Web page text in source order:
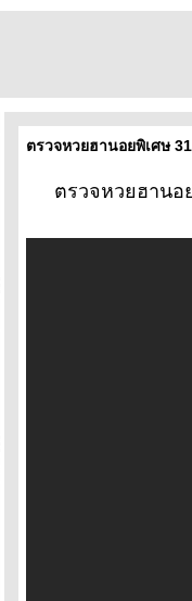
ตรวจหวยฮานอยพิเศษ
ตรวจหวยฮานอ